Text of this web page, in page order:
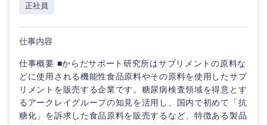
正社員
仕事内容
仕事概要 ■からだサポート研究所はサプリメントの原料な
どに使用される機能性食品原料やその原料を使用したサプ
リメントを販売する企業です。糖尿病検査領域を得意とす
るアークレイグループの知見を活用し、国内で初めて「抗
糖化」を訴求した食品原料を販売するなど、特徴ある製品